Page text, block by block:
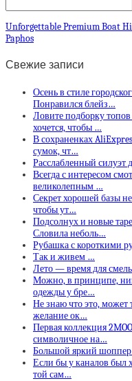
Unforgettable Premium Boat
Paphos
Свежие записи
Осень в стиле
Понравился блейз…
Ловите подборку
хочется, чтобы …
В сохраненках
сумок, чт…
Расслабленный
Всегда с интересом
великолепным …
Секрет хорошей базы
чтобы ут…
Подсолнух и новые
Словила неболь…
Рубашка с короткими
Так и живем …
Лето — время для
Можно, в принципе,
одежды у бре…
Не знаю что это, может
желание ок…
Первая коллекция
символичное на…
Большой яркий
Если бы у каналов был
той сам…